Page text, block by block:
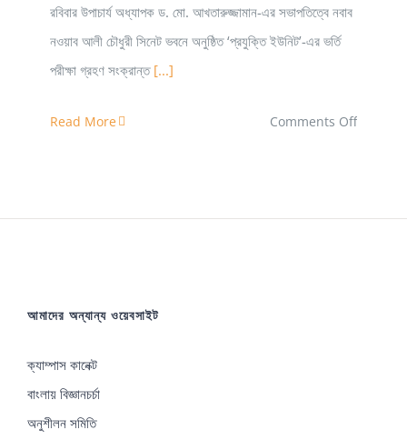
রবিবার উপাচার্য অধ্যাপক ড. মো. আখতারুজ্জামান-এর সভাপতিত্বে নবাব
নওয়াব আলী চৌধুরী সিনেট ভবনে অনুষ্ঠিত ‘প্রযুক্তি ইউনিট’-এর ভর্তি
পরীক্ষা গ্রহণ সংক্রান্ত [...]
Read More Comments Offon
আমাদের অন্যান্য ওয়েবসাইট
ক্যাম্পাস কানেক্ট
বাংলায় বিজ্ঞানচর্চা
অনুশীলন সমিতি